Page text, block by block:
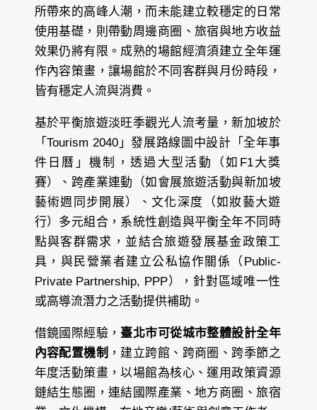
所帶來的高峰人潮，而未能建立較穩定的日常
使用基礎，則帶動周邊商圈、旅宿與地方收益
效果仍將有限。成熟的場館經濟須建立全年運
作內容策畫，讓場館於不同客群與月份時段，
皆有穩定人流與消費。
基於平衡旅遊淡旺季觀光人流考量，新加坡於
「Tourism 2040」發展路線圖中設計「全年事
件日曆」機制，透過大型活動（如F1大獎
賽）、跨產業連動（如會展旅遊活動與新加坡
藝術週同步開展）、文化深度（如妝藝大遊
行）多元組合，系統性創造與平衡全年不同時
點與客群需求，並結合旅遊發展基金政策工
具，與民營業者建立公私協作關係（Public-
Private Partnership, PPP），針對區域唯一性
或高導流潛力之活動提供補助。
借鏡國際經驗， 臺北市可從城市整體設計全年
內容配置機制 ，建立跨館、跨商圈、跨季節之
年度活動策畫，以場館為核心、運用政策資源
鏈結生態圈，連結國際產業、地方商圈、旅宿